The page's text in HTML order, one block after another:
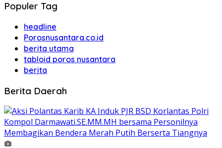
Populer Tag
headline
Porosnusantara.co.id
berita utama
tabloid poros nusantara
berita
Berita Daerah